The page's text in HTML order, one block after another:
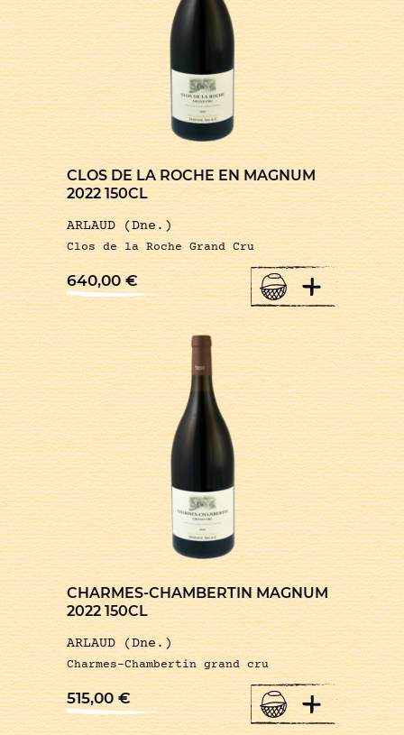
CLOS DE LA ROCHE EN MAGNUM
2022 150CL
ARLAUD (Dne.)
Clos de la Roche Grand Cru
640,00€ +
CHARMES-CHAMBERTIN MAGNUM
2022 150CL
ARLAUD (Dne.)
Charmes-Chambertin grand cru
515,00€ +